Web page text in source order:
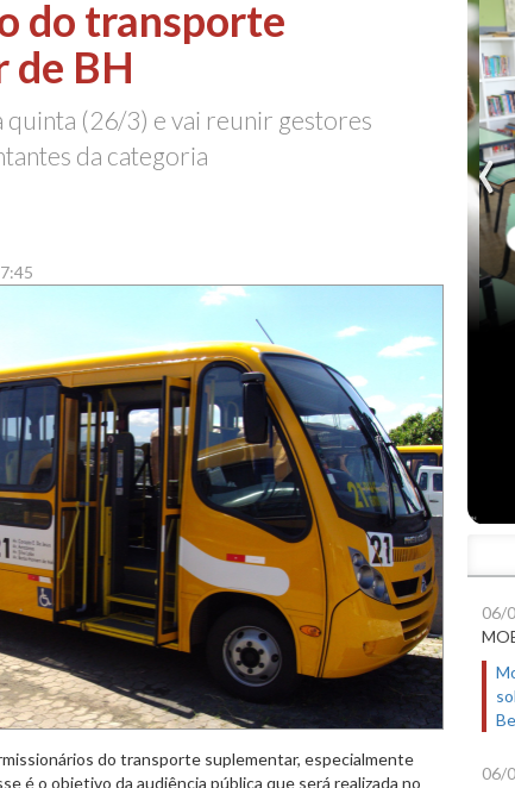
do transporte
de BH
quinta (26/3) e vai reunir gestores
da categoria
do transporte suplementar, especialmente
é o objetivo da audiência pública que será realizada no
06/
06/